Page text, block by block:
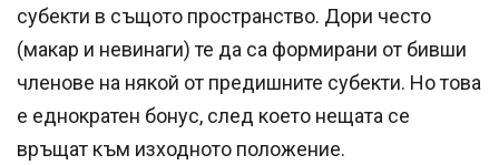
субекти в същото пространство. Дори често
(макар и невинаги) те да са формирани от бивши
членове на някой от предишните субекти. Но това
е еднократен бонус, след което нещата се
връщат към изходното положение.